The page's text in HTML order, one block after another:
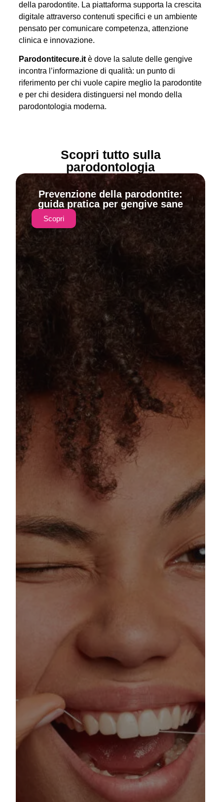
della parodontite. La piattaforma supporta la crescita
digitale attraverso contenuti specifici e un ambiente
pensato per comunicare competenza, attenzione
clinica e innovazione.
Parodontitecure.it è dove la salute delle gengive
incontra l’informazione di qualità: un punto di
riferimento per chi vuole capire meglio la parodontite
e per chi desidera distinguersi nel mondo della
parodontologia moderna.
Scopri tutto sulla
parodontologia
Prevenzione della parodontite:
guida pratica per gengive sane
Scopri